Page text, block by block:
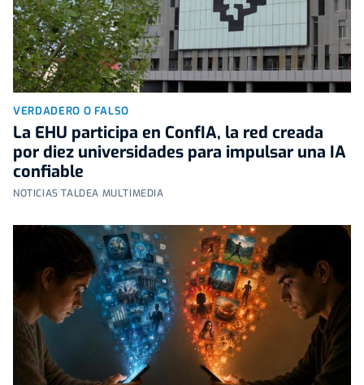
VERDADERO O FALSO
La EHU participa en ConfIA, la red creada
por diez universidades para impulsar una IA
confiable
NOTICIAS TALDEA MULTIMEDIA